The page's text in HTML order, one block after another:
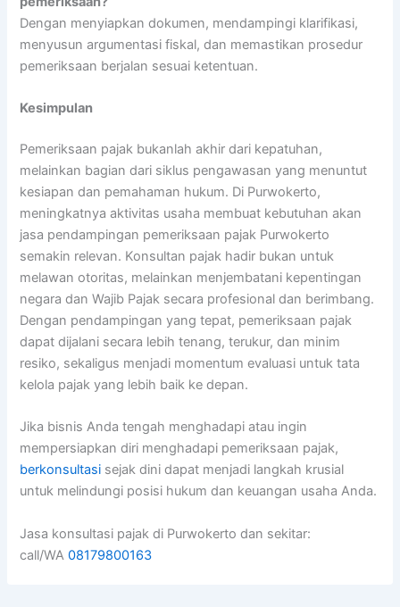
Dengan menyiapkan dokumen, mendampingi klarifikasi,
menyusun argumentasi fiskal, dan memastikan prosedur
pemeriksaan berjalan sesuai ketentuan.
Kesimpulan
Pemeriksaan pajak bukanlah akhir dari kepatuhan,
melainkan bagian dari siklus pengawasan yang menuntut
kesiapan dan pemahaman hukum. Di Purwokerto,
meningkatnya aktivitas usaha membuat kebutuhan akan
jasa pendampingan pemeriksaan pajak Purwokerto
semakin relevan. Konsultan pajak hadir bukan untuk
melawan otoritas, melainkan menjembatani kepentingan
negara dan Wajib Pajak secara profesional dan berimbang.
Dengan pendampingan yang tepat, pemeriksaan pajak
dapat dijalani secara lebih tenang, terukur, dan minim
resiko, sekaligus menjadi momentum evaluasi untuk tata
kelola pajak yang lebih baik ke depan.
Jika bisnis Anda tengah menghadapi atau ingin
mempersiapkan diri menghadapi pemeriksaan pajak,
berkonsultasi sejak dini dapat menjadi langkah krusial
untuk melindungi posisi hukum dan keuangan usaha Anda.
Jasa konsultasi pajak di Purwokerto dan sekitar:
call/WA08179800163